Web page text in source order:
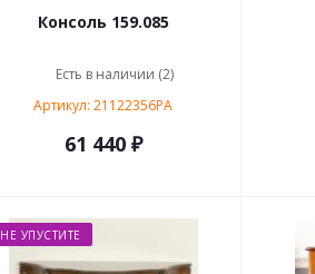
Консоль 159.085
Есть в наличии (2)
Артикул: 21122356PA
61 440 ₽
НЕ УПУСТИТЕ